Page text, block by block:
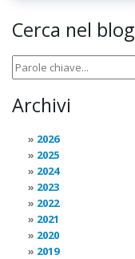
Cerca nel blog
Archivi
2026
2025
2024
2023
2022
2021
2020
2019